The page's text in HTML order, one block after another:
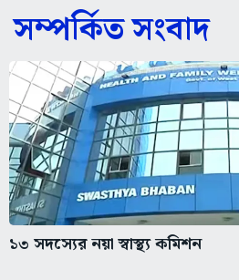
সম্পর্কিত সংবাদ
১৩ সদস্যের নয়া স্বাস্থ্য কমিশন